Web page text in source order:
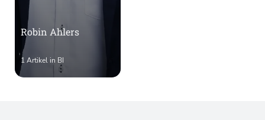
Robin Ahlers
1 Artikel in BI